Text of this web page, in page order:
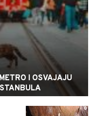
I OSVAJAJU
0